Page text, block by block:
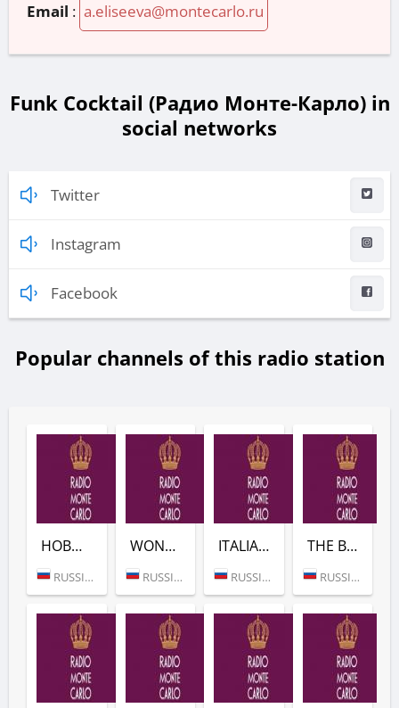
Email : a.eliseeva@montecarlo.ru
Funk Cocktail (Радио Монте-Карло) in
social networks
Twitter
Instagram
Facebook
Popular channels of this radio station
НОВОГОДНЕЕ (РАДИО МОНТЕ-КАРЛО)
RUSSIA (MOSCOW)
WONDERFUL BLUES (РАДИО МОНТЕ-КАРЛО)
RUSSIA (MOSCOW)
ITALIANO (РАДИО МОНТЕ-КАРЛО)
RUSSIA (MOSCOW)
THE BEST OF CROSSOVER (РАДИО МОНТЕ-КАРЛО)
RUSSIA (MOSCOW)